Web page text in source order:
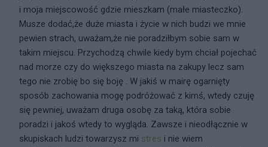
i moja miejscowość gdzie mieszkam (małe miasteczko).
Musze dodać,że duże miasta i życie w nich budzi we mnie
pewien strach, uważam,że nie poradziłbym sobie sam w
takim miejscu. Przychodzą chwile kiedy bym chciał pojechać
nad morze czy do większego miasta na zakupy lecz sam
tego nie zrobię bo się boję . W jakiś w mairę ogarnięty
sposób zachowania mogę podróżować z kimś, wtedy czuję
się pewniej, uważam druga osobę za taką, która sobie
poradzi i jakoś wtedy to wygląda. Zawsze i nieodłącznie w
skupiskach ludzi towarzysz mi stres i nie wiem